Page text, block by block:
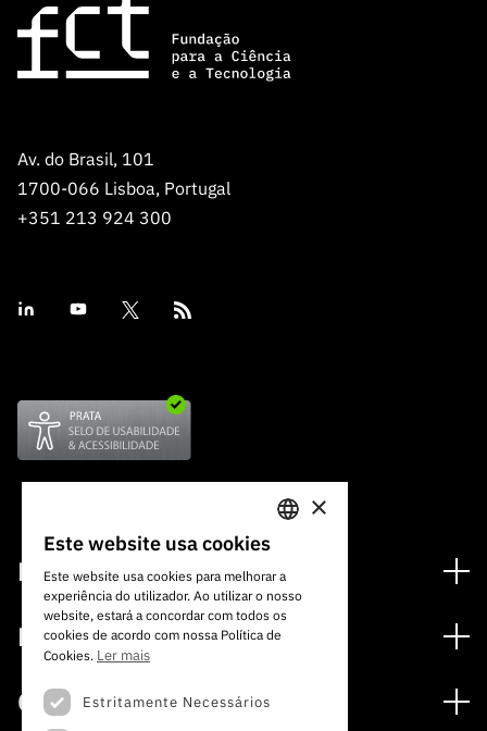
Av. do Brasil, 101
1700-066 Lisboa, Portugal
+351 213 924 300
Financiamento
Programas de Financiamento
Internacional
Prémios
Media
Notas de Imprensa
Concursos
PORTUGUESE
ENGLISH
×
Este website usa cookies
Este website usa cookies para melhorar a
experiência do utilizador. Ao utilizar o nosso
website, estará a concordar com todos os
cookies de acordo com nossa Política de
Cookies. Ler mais
Estritamente Necessários